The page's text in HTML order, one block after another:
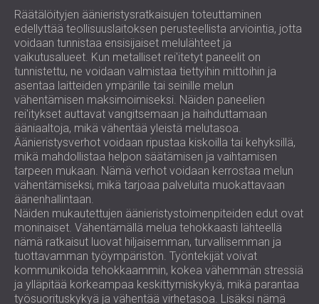
Räätälöityjen äänieristysratkaisujen toteuttaminen
edellyttää teollisuuslaitoksen perusteellista arviointia, jotta
voidaan tunnistaa ensisijaiset melulähteet ja
vaikutusalueet. Kun metalliset rei'itetyt paneelit on
tunnistettu, ne voidaan valmistaa tiettyihin mittoihin ja
asentaa laitteiden ympärille tai seinille melun
vähentämisen maksimoimiseksi. Näiden paneelien
rei'itykset auttavat vangitsemaan ja haihduttamaan
ääniaaltoja, mikä vähentää yleistä melutasoa.
Äänieristysverhot voidaan ripustaa kiskoilla tai kehyksillä,
mikä mahdollistaa helpon säätämisen ja vaihtamisen
tarpeen mukaan. Nämä verhot voidaan kerrostaa melun
vähentämiseksi, mikä tarjoaa palveluita muokattavaan
äänenhallintaan.
Näiden mukautettujen äänieristystoimenpiteiden edut ovat
moninaiset. Vähentämällä melua tehokkaasti lähteellä
nämä ratkaisut luovat hiljaisemman, turvallisemman ja
tuottavamman työympäristön. Työntekijät voivat
kommunikoida tehokkaammin, kokea vähemmän stressiä
ja ylläpitää korkeampaa keskittymiskykyä, mikä parantaa
työsuorituskykyä ja vähentää virhetasoa. Lisäksi nämä